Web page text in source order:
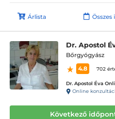
Árlista
Dr. Apostol
Bőrgyógyász
4.8
702
Dr. Apostol Éva
Online
Következő